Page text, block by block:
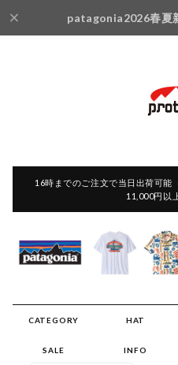
patagonia2026春夏
16時までのご注文で当日出荷可能
11,000円以
CATEGORY HAT
SALE INFO